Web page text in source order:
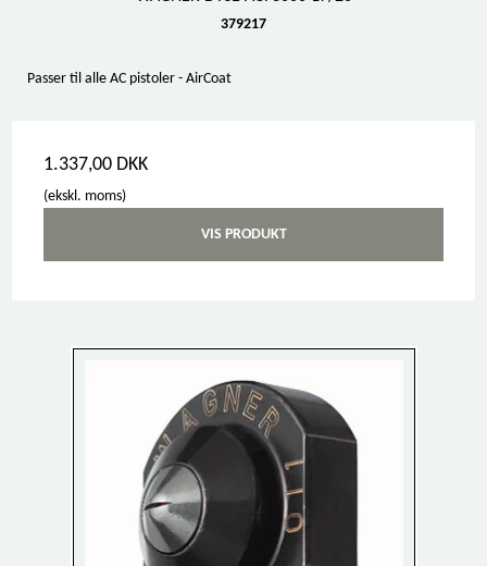
379217
Passer til alle AC pistoler - AirCoat
1.337,00 DKK
(ekskl. moms)
VIS PRODUKT